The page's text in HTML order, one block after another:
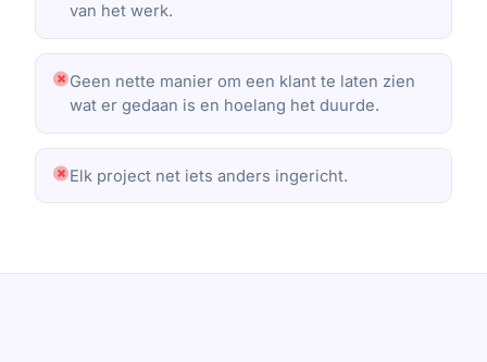
van het werk.
Geen nette manier om een klant te laten zien
wat er gedaan is en hoelang het duurde.
Elk project net iets anders ingericht.